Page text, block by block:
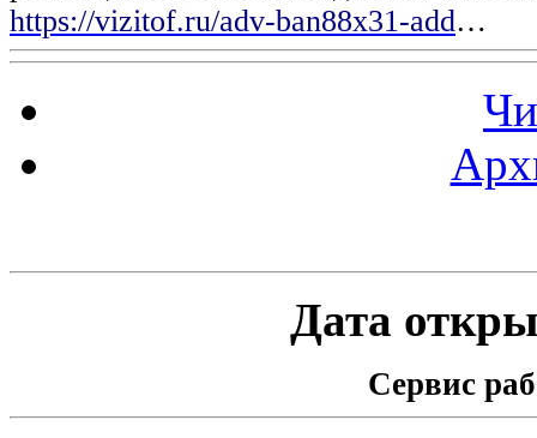
https://vizitof.ru/adv-ban88x31-add…
Дата
Сервис